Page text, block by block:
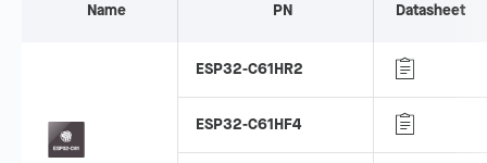
Name PN Datasheet
ESP32-C61HR2
ESP32-C61HF4